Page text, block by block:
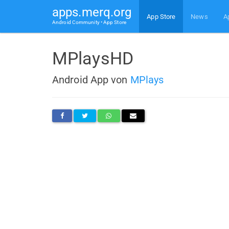
apps.merq.org
Android Community • App Store
App Store News
MPlaysHD
Android App von MPlays